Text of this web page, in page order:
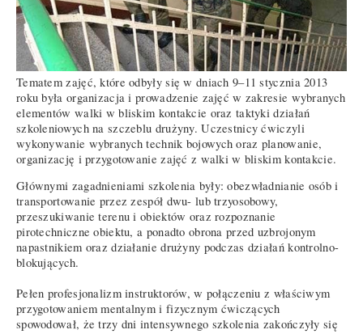
Tematem zajęć, które odbyły się w dniach 9–11 stycznia 2013
roku była organizacja i prowadzenie zajęć w zakresie wybranych
elementów walki w bliskim kontakcie oraz taktyki działań
szkoleniowych na szczeblu drużyny. Uczestnicy ćwiczyli
wykonywanie wybranych technik bojowych oraz planowanie,
organizację i przygotowanie zajęć z walki w bliskim kontakcie.
Głównymi zagadnieniami szkolenia były: obezwładnianie osób i
transportowanie przez zespół dwu- lub trzyosobowy,
przeszukiwanie terenu i obiektów oraz rozpoznanie
pirotechniczne obiektu, a ponadto obrona przed uzbrojonym
napastnikiem oraz działanie drużyny podczas działań kontrolno-
blokujących.
Pełen profesjonalizm instruktorów, w połączeniu z właściwym
przygotowaniem mentalnym i fizycznym ćwiczących
spowodował, że trzy dni intensywnego szkolenia zakończyły się